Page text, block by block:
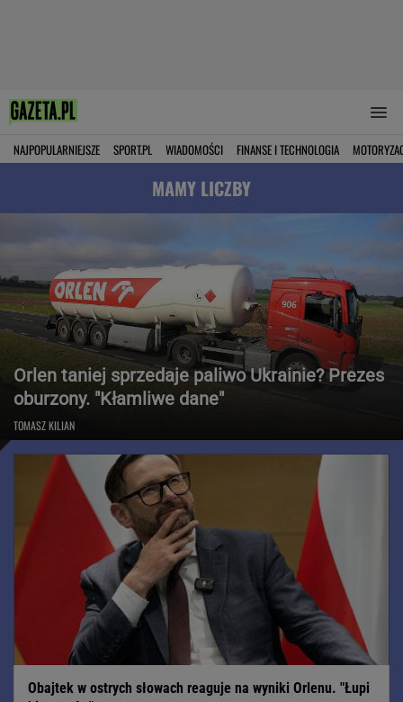
NAJPOPULARNIEJSZE SPORT.PL WIADOMOŚCI FINANSE I TECHNOLOGIA
MAMY LICZBY
Orlen taniej sprzedaje paliwo Ukrainie? Prezes
oburzony. "Kłamliwe dane"
TOMASZ KILIAN
Obajtek w ostrych słowach reaguje na wyniki Orlenu. "Łupi